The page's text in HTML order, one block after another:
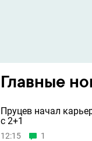
Главные
Пруцев начал
с 2+1
12:15 1